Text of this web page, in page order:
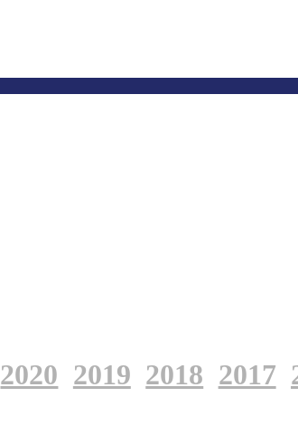
2017
2018
2019
2020